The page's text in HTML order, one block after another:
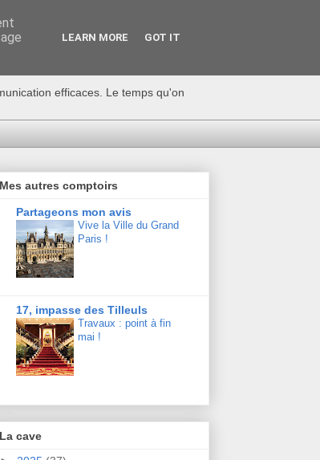
efficaces. Le temps qu'on
Mes autres comptoirs
Partageons mon avis
Vive la Ville du Grand
Paris !
17, impasse des Tilleuls
Travaux : point à fin
mai !
La cave
LEARN MORE GOT IT